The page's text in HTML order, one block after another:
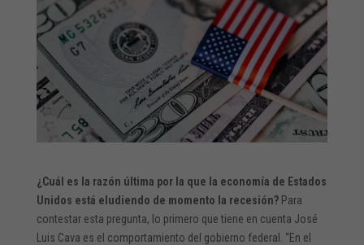
¿Cuál es la razón última por la que la economía de Estados
Unidos está eludiendo de momento la recesión?Para
contestar esta pregunta, lo primero que tiene en cuenta José
Luis Cava es el comportamiento del gobierno federal. “En el